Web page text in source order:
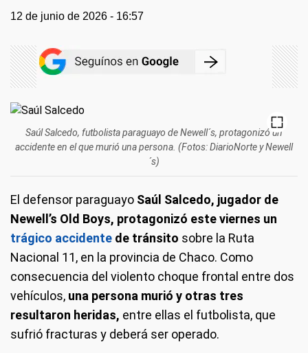
12 de junio de 2026 - 16:57
Saúl Salcedo, futbolista paraguayo de Newell´s, protagonizó un
accidente en el que murió una persona. (Fotos: DiarioNorte y Newell
´s)
El defensor paraguayo Saúl Salcedo, jugador de
Newell’s Old Boys, protagonizó este viernes un
trágico accidente de tránsito sobre la Ruta
Nacional 11, en la provincia de Chaco. Como
consecuencia del violento choque frontal entre dos
vehículos, una persona murió y otras tres
resultaron heridas, entre ellas el futbolista, que
sufrió fracturas y deberá ser operado.